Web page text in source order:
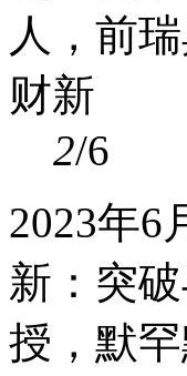
人，前
财新
2/6
2023年6
新：突
授，默